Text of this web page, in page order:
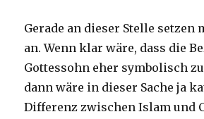
Gerade an dieser Stelle setzen
an. Wenn klar wäre, dass die
Gottessohn eher symbolisch
dann wäre in dieser Sache ja
Differenz zwischen Islam und